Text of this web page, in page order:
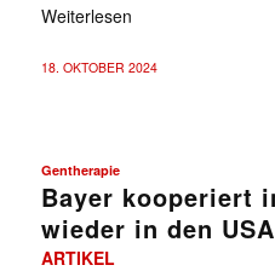
Weiterlesen
18. OKTOBER 2024
Gentherapie
Bayer kooperiert
wieder in den USA
ARTIKEL